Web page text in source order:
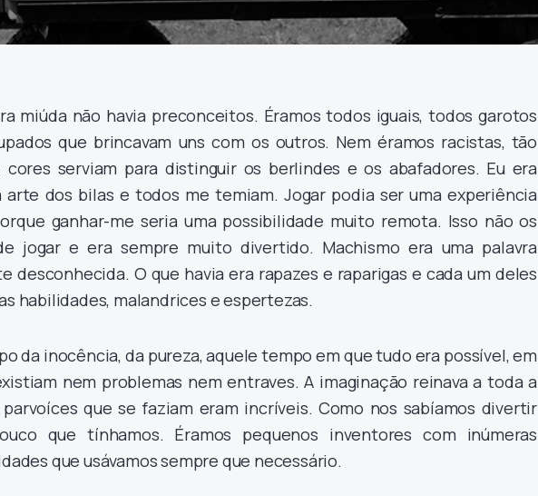
miúda não havia preconceitos. Éramos todos iguais, todos garotos
que brincavam uns com os outros. Nem éramos racistas, tão
cores serviam para distinguir os berlindes e os abafadores. Eu era
arte dos bilas e todos me temiam. Jogar podia ser uma experiência
ganhar-me seria uma possibilidade muito remota. Isso não os
jogar e era sempre muito divertido. Machismo era uma palavra
desconhecida. O que havia era rapazes e raparigas e cada um deles
habilidades, malandrices e espertezas.
da inocência, da pureza, aquele tempo em que tudo era possível, em
nem problemas nem entraves. A imaginação reinava a toda a
que se faziam eram incríveis. Como nos sabíamos divertir
que tínhamos. Éramos pequenos inventores com inúmeras
que usávamos sempre que necessário.